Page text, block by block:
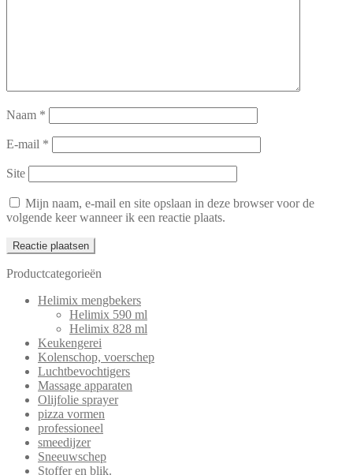
Naam *
E-mail *
Site
Mijn naam, e-mail en site opslaan in deze browser voor de
volgende keer wanneer ik een reactie plaats.
Productcategorieën
Helimix mengbekers
Helimix 590 ml
Helimix 828 ml
Keukengerei
Kolenschop, voerschep
Luchtbevochtigers
Massage apparaten
Olijfolie sprayer
pizza vormen
professioneel
smeedijzer
Sneeuwschep
Stoffer en blik.